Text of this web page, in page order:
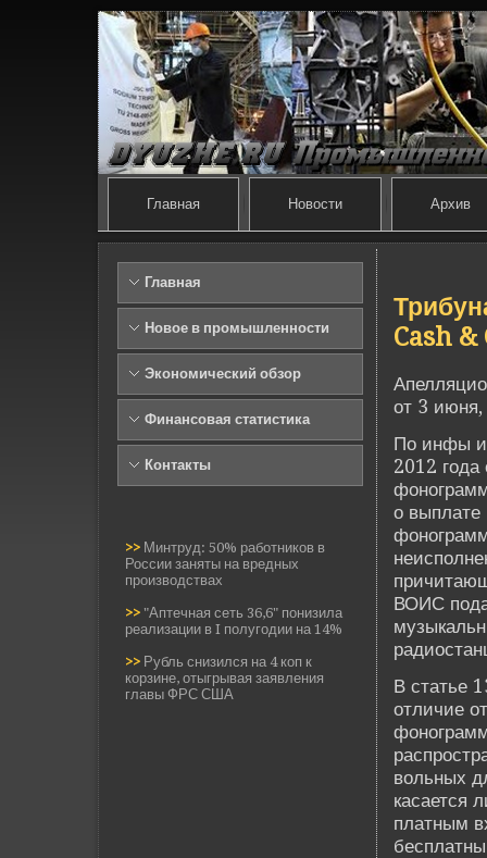
Главная Новости Архив
Главная
Новое в промышленности
Экономический обзор
Финансовая статистика
Контакты
>> Минтруд: 50% работников в
России заняты на вредных
производствах
>> "Аптечная сеть 36,6" понизила
реализации в I полугодии на 14%
>> Рубль снизился на 4 коп к
корзине, отыгрывая заявления
главы ФРС США
Cash
от 3 июня,
По инфы
2012
о выплате
ВОИС
В статье
отличие
вольных
касается
платным